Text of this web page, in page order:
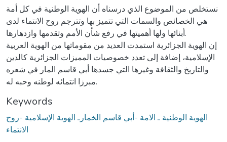
نستخلص من الموضوع الذي درسناه أن الهوية الوطنية في كل أمة
هي الخصائص والسمات التي تتميز بها وتترجم روح الانتماء لدى
أبنائها ولها أهميتها في رفع شأن الأمم وتقدمها وازدهارها.
إن الهوية الجزائرية استمدت العديد من مقوماتها من الهوية العربية
الإسلامية، إضافة إلى تعدد خصوصيات المميزات الجزائرية كالدين
والتاريخ والثقافة وغيرها التي جسدها أبي قاسم المار في شعره
مبرزا انتمائه لوطنه وحبه له.
Keywords
الهوية الوطنية ـ الامة -أبي قاسم الخمارـ الهوية الإسلامية -روح
الانتماء